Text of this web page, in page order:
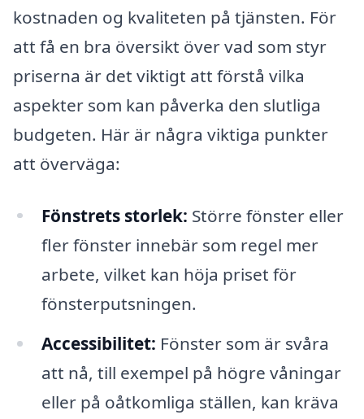
kostnaden og kvaliteten på tjänsten. För
att få en bra översikt över vad som styr
priserna är det viktigt att förstå vilka
aspekter som kan påverka den slutliga
budgeten. Här är några viktiga punkter
att överväga:
Fönstrets storlek: Större fönster eller
fler fönster innebär som regel mer
arbete, vilket kan höja priset för
fönsterputsningen.
Accessibilitet: Fönster som är svåra
att nå, till exempel på högre våningar
eller på oåtkomliga ställen, kan kräva